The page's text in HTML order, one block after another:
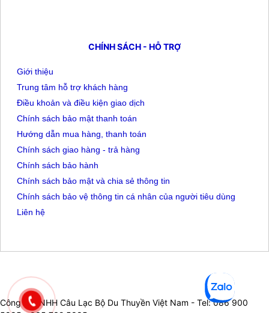
CHÍNH SÁCH - HỖ TRỢ
Giới thiệu
Trung tâm hỗ trợ khách hàng
Điều khoản và điều kiện giao dịch
Chính sách bảo mật thanh toán
Hướng dẫn mua hàng, thanh toán
Chính sách giao hàng - trả hàng
Chính sách bảo hành
Chính sách bảo mật và chia sẻ thông tin
Chính sách bảo vệ thông tin cá nhân của người tiêu dùng
Liên hệ
Công ty TNHH Câu Lạc Bộ Du Thuyền Việt Nam - Tel: 086 900